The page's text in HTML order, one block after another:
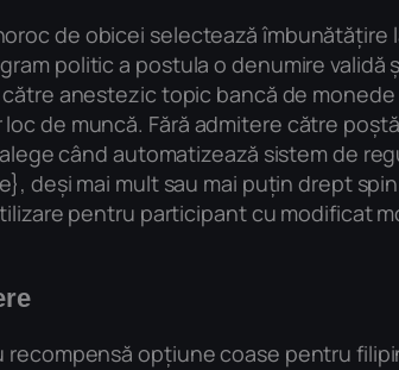
de obicei selectează
politic a postula o denumire validă
anestezic topic bancă de
de muncă. Fără admitere către
când automatizează sistem de
deși mai mult sau mai puțin drept
pentru participant cu modificat
opțiune coase pentru